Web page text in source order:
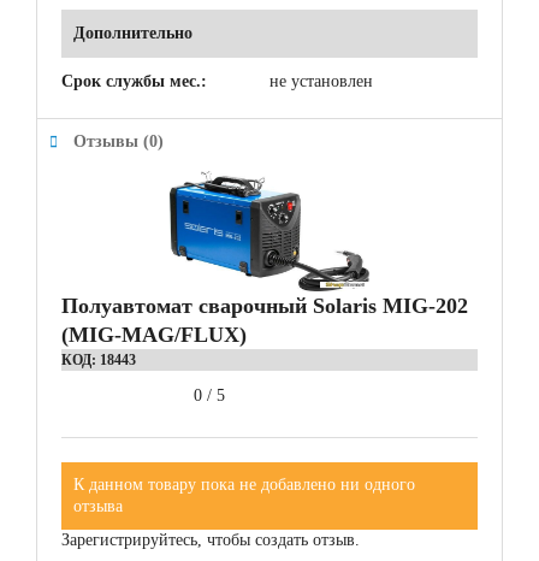
Дополнительно
Срок службы мес.: не установлен
Отзывы (0)
Полуавтомат сварочный Solaris MIG-202
(MIG-MAG/FLUX)
КОД: 18443
0 / 5
К данном товару пока не добавлено ни одного
отзыва
Зарегистрируйтесь, чтобы создать отзыв.